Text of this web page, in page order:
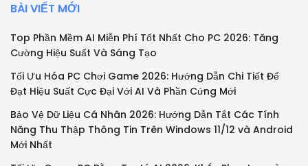
BÀI VIẾT MỚI
Top Phần Mềm AI Miễn Phí Tốt Nhất Cho PC 2026: Tăng
Cường Hiệu Suất Và Sáng Tạo
Tối Ưu Hóa PC Chơi Game 2026: Hướng Dẫn Chi Tiết Để
Đạt Hiệu Suất Cực Đại Với AI Và Phần Cứng Mới
Bảo Vệ Dữ Liệu Cá Nhân 2026: Hướng Dẫn Tắt Các Tính
Năng Thu Thập Thông Tin Trên Windows 11/12 và Android
Mới Nhất